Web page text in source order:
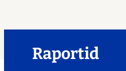
Raportid